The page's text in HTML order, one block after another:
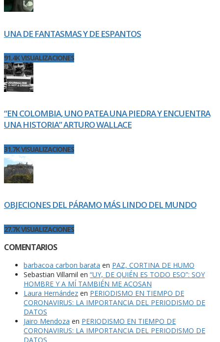
UNA DE FANTASMAS Y DE ESPANTOS
91.4K VISUALIZACIONES
“EN COLOMBIA, UNO PATEA UNA PIEDRA Y ENCUENTRA
UNA HISTORIA” ARTURO WALLACE
31.7K VISUALIZACIONES
OBJECIONES DEL PÁRAMO MÁS LINDO DEL MUNDO
27.7K VISUALIZACIONES
COMENTARIOS
barbacoa carbon barata en PAZ, CORTINA DE HUMO
Sebastian Villamil en “UY, DE QUIÉN ES TODO ESO”: SOY
HOMBRE Y A MÍ TAMBIÉN ME ACOSAN
Laura Hernández en PERIODISMO EN TIEMPO DE
CORONAVIRUS: LA IMPORTANCIA DEL PERIODISMO DE
DATOS
Jairo Mendoza en PERIODISMO EN TIEMPO DE
CORONAVIRUS: LA IMPORTANCIA DEL PERIODISMO DE
DATOS